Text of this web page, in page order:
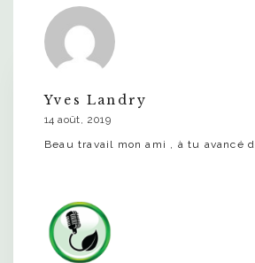
Yves Landry
14 août, 2019
Beau travail mon ami , à tu avancé